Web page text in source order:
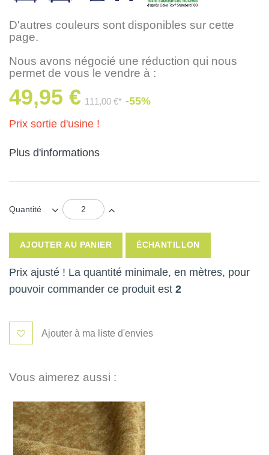
D'autres couleurs sont disponibles sur cette
page.
Nous avons négocié une réduction qui nous
permet de vous le vendre à :
49,95 € 111,00 €* -55%
Prix sortie d'usine !
Plus d'informations
Quantité
AJOUTER AU PANIER ÉCHANTILLON
Prix ajusté ! La quantité minimale, en mètres, pour
pouvoir commander ce produit est 2
Ajouter à ma liste d'envies
Vous aimerez aussi :